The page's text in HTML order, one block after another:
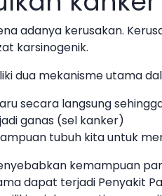
adanya kerusakan.
karsinogenik.
dua mekanisme utama
secara langsung
ganas (sel kanker)
tubuh kita untuk
kemampuan
dapat terjadi Penyakit